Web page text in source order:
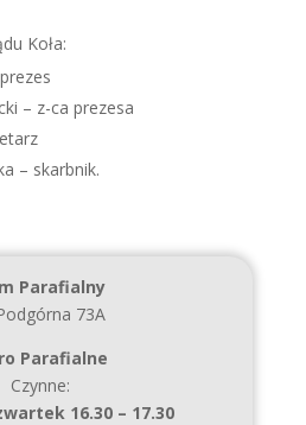
Koła:
– z-ca prezesa
– skarbnik.
Parafialny
73A
Parafialne
Czynne:
16.30 – 17.30